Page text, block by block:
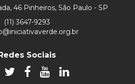
46 Pinheiros, São Paulo - SP
(11) 3647-9293
Sociais